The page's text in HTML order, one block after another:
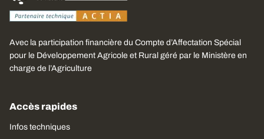
Avec la participation financière du Compte d’Affectation Spécial
pour le Développement Agricole et Rural géré par le Ministère en
charge de l’Agriculture
Accès rapides
Infos techniques